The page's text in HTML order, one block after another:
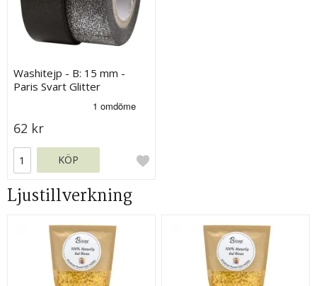
Washitejp - B: 15 mm -
Paris Svart Glitter
62 kr
KÖP
Ljustillverkning